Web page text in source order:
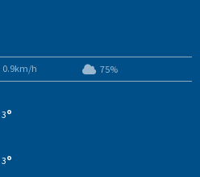
0.9km/h 75%
3°
3°